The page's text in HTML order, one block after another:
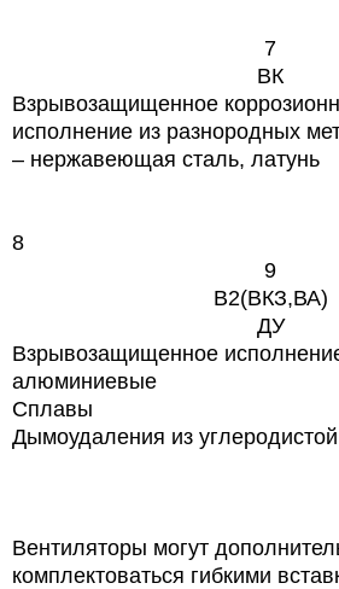
7
ВК
Взрывозащищенное
исполнение из разнородных
– нержавеющая сталь, латунь
8
9
В2(ВКЗ,ВА)
ДУ
Взрывозащищенное
алюминиевые
Сплавы
Дымоудаления из
Вентиляторы могут
комплектоваться гибкими